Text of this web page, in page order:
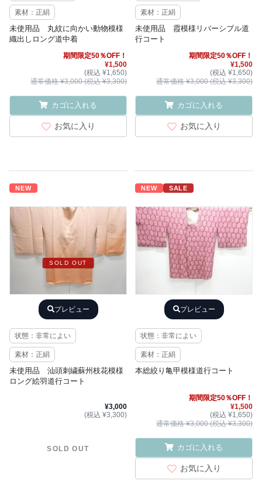
素材：正絹
未使用品 丸紋に向かい動物模様
織出しロング道中着
期間限定50％OFF！
¥1,500
(税込 ¥1,650)
通常価格 ¥3,000 (税込 ¥3,300)
カゴに入れる
お気に入り
素材：正絹
未使用品 霞模様リバーシブル道
行コート
期間限定50％OFF！
¥1,500
(税込 ¥1,650)
通常価格 ¥3,000 (税込 ¥3,300)
カゴに入れる
お気に入り
NEW
SOLD OUT
プレビュー
状態：非常によい
素材：正絹
未使用品 汕頭刺繍蘇州枝花模様
ロング絵羽道行コート
¥3,000
(税込 ¥3,300)
SOLD OUT
NEW SALE
プレビュー
状態：非常によい
素材：正絹
本総絞り亀甲模様道行コート
期間限定50％OFF！
¥1,500
(税込 ¥1,650)
通常価格 ¥3,000 (税込 ¥3,300)
カゴに入れる
お気に入り